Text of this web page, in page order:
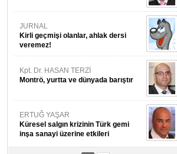
JURNAL
Kirli geçmişi olanlar, ahlak dersi
veremez!
Kpt. Dr. HASAN TERZİ
Montrö, yurtta ve dünyada barıştır
ERTUĞ YAŞAR
Küresel salgın krizinin Türk gemi
inşa sanayi üzerine etkileri